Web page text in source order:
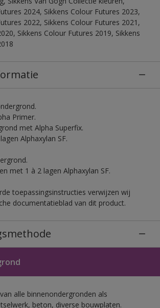
2024, Sikkens Colour Futures 2023,
2022, Sikkens Colour Futures 2021,
Sikkens Colour Futures 2019, Sikkens
Primer.
met Alpha Superfix.
Alphaxylan SF.
met 1 à 2 lagen Alphaxylan SF.
toepassingsinstructies verwijzen wij
documentatieblad van dit product.
alle binnenondergronden als
beton, diverse bouwplaten.